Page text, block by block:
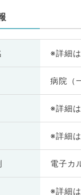
※詳細
病院（
※詳細
※詳細
電子カ
※詳細